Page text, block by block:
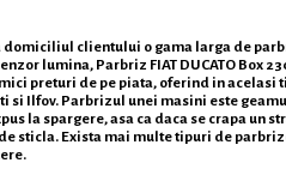
clientului o gama larga de
lumina, Parbriz FIAT DUCATO Box
preturi de pe piata, oferind in
Ilfov. Parbrizul unei masini este
la spargere, asa ca daca se crapa un
sticla. Exista mai multe tipuri de